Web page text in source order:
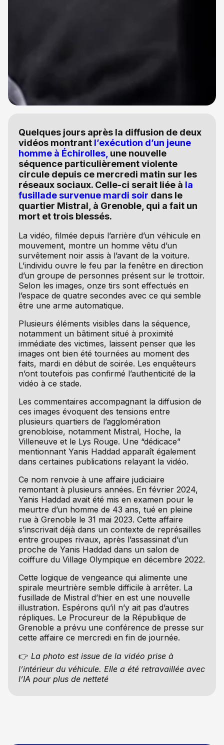
Quelques jours après la diffusion de deux
vidéos montrant l’exécution d’un jeune
homme à Échirolles, une nouvelle
séquence particulièrement violente
circule depuis ce mercredi matin sur les
réseaux sociaux. Celle-ci serait liée à la
fusillade survenue mardi soir dans le
quartier Mistral, à Grenoble, qui a fait un
mort et trois blessés.
La vidéo, filmée depuis l’arrière d’un véhicule en
mouvement, montre un homme vêtu d’un
survêtement noir assis à l’avant de la voiture.
L’individu ouvre le feu par la fenêtre en direction
d’un groupe de personnes présent sur le trottoir.
Selon les images, onze tirs sont effectués en
l’espace de quatre secondes avec ce qui semble
être une arme automatique.
Plusieurs éléments visibles dans la séquence,
notamment un bâtiment situé à proximité
immédiate des victimes, laissent penser que les
images ont bien été tournées au moment des
faits, mardi en début de soirée. Les enquêteurs
n’ont toutefois pas confirmé l’authenticité de la
vidéo à ce stade.
Les commentaires accompagnant la diffusion de
ces images évoquent des tensions entre
plusieurs quartiers de l’agglomération
grenobloise, notamment Mistral, Hoche, la
Villeneuve et le Lys Rouge. Une “dédicace”
mentionnant Yanis Haddad apparaît également
dans certaines publications relayant la vidéo.
Ce nom renvoie à une affaire judiciaire
remontant à plusieurs années. En février 2024,
Yanis Haddad avait été mis en examen pour le
meurtre d’un homme de 43 ans, tué en pleine
rue à Grenoble le 31 mai 2023. Cette affaire
s’inscrivait déjà dans un contexte de représailles
entre groupes rivaux, après l’assassinat d’un
proche de Yanis Haddad dans un salon de
coiffure du Village Olympique en décembre 2022.
Cette logique de vengeance qui alimente une
spirale meurtrière semble difficile à arrêter. La
fusillade de Mistral d’hier en est une nouvelle
illustration. Espérons qu’il n’y ait pas d’autres
répliques. Le Procureur de la République de
Grenoble a prévu une conférence de presse sur
cette affaire ce mercredi en fin de journée.
👉 La photo est issue de la vidéo prise à
l’intérieur du véhicule. Elle a été retravaillée avec
l’IA pour plus de netteté